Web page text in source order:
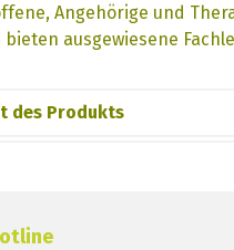
Angehörige und
bieten ausgewiesene
des Produkts